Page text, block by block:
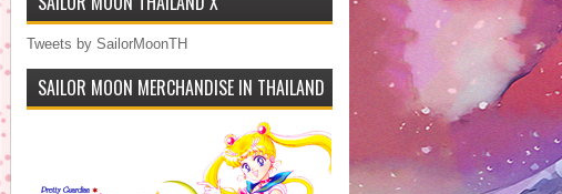
Tweets by SailorMoonTH
SAILOR MOON MERCHANDISE IN THAILAND